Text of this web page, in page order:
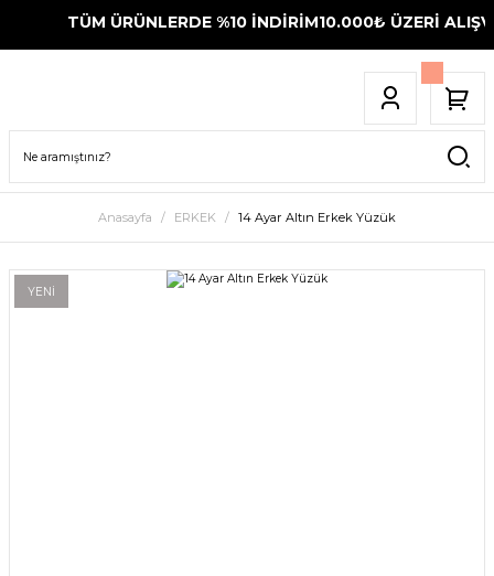
TÜM ÜRÜNLERDE %10 İNDİRİM10.000₺ ÜZERİ
Anasayfa ERKEK 14 Ayar Altın Erkek Yüzük
YENİ